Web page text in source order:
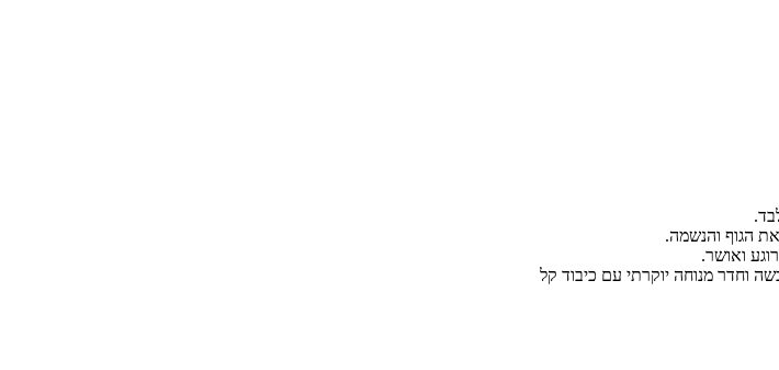
הגוף והנשמה.
ואושר.
וחדר מנוחה יוקרתי עם כיבוד קל